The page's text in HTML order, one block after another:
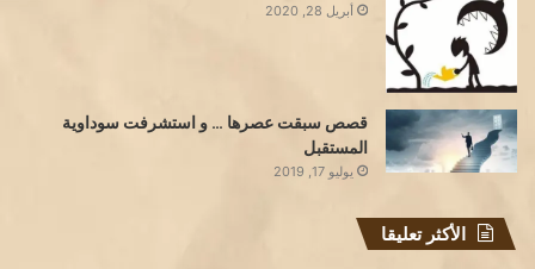
أبريل 28, 2020
قصص سبقت عصرها … و استشرفت سوداوية
المستقبل
يوليو 17, 2019
الأكثر تعليقا